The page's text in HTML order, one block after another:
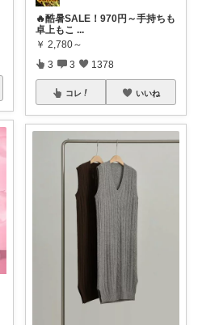
🔥酷暑SALE！970円～手持ちも
卓上もこ ...
￥ 2,780～
3 3 1378
コレ いいね